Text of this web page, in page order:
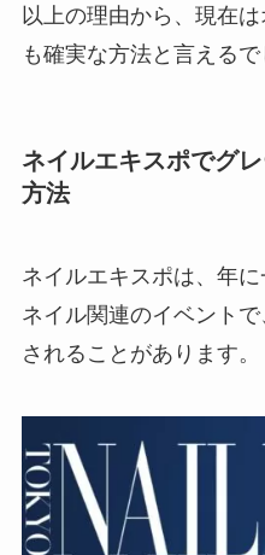
以上の理由から、現在
も確実な方法と言えるで
ネイルエキスポでグ
方法
ネイルエキスポは、年
ネイル関連のイベント
されることがあります。